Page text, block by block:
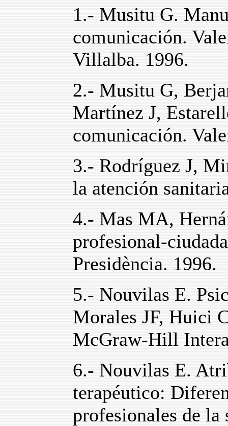
1.- Musitu G.
comunicación.
Villalba. 1996.
2.- Musitu G,
Martínez J,
comunicación.
3.- Rodríguez J,
la atención
4.- Mas MA,
profesional-
Presidència. 1996.
5.- Nouvilas E.
Morales JF, Huici
McGraw-Hill
6.- Nouvilas E.
terapéutico:
profesionales de